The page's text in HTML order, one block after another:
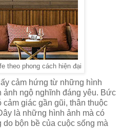
theo phong cách hiện đại
cảm hứng từ những hình
ngộ nghĩnh đáng yêu. Bức
giác gần gũi, thân thuộc
là những hình ảnh mà có
bộn bề của cuộc sống mà